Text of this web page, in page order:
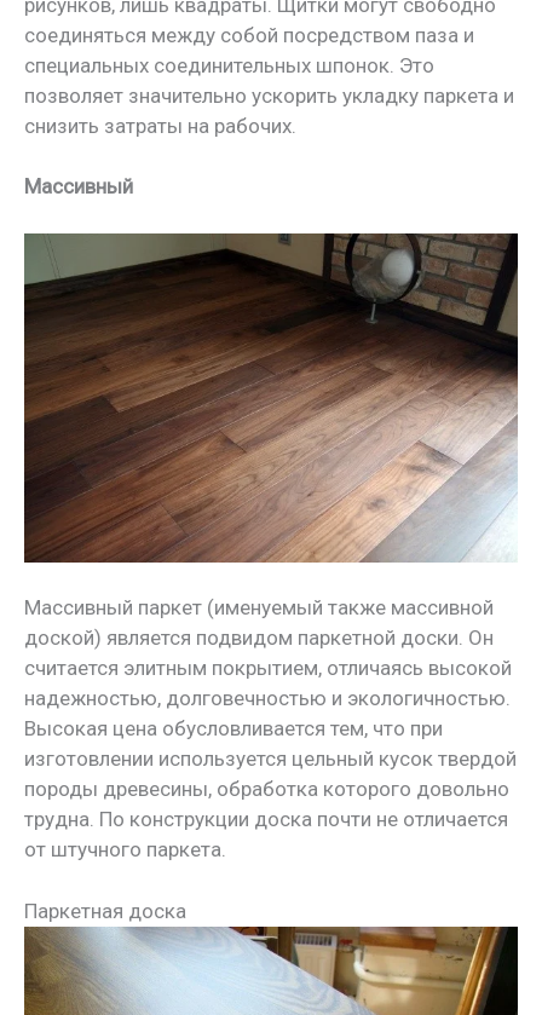
соединяться между собой посредством паза и
специальных соединительных шпонок. Это
позволяет значительно ускорить укладку паркета и
снизить затраты на рабочих.
Массивный
Массивный паркет (именуемый также массивной
доской) является подвидом паркетной доски. Он
считается элитным покрытием, отличаясь высокой
надежностью, долговечностью и экологичностью.
Высокая цена обусловливается тем, что при
изготовлении используется цельный кусок твердой
породы древесины, обработка которого довольно
трудна. По конструкции доска почти не отличается
от штучного паркета.
Паркетная доска